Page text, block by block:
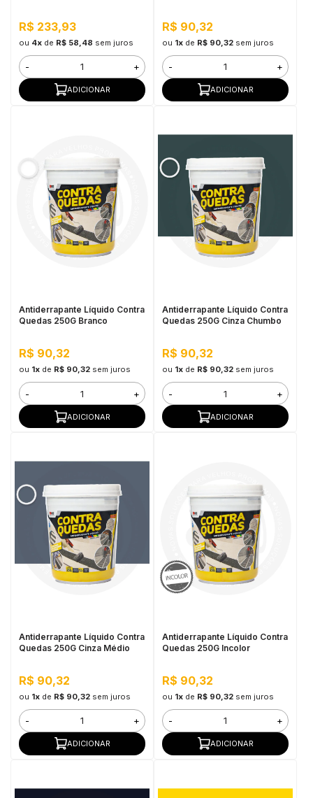
R$ 233,93
ou 4xde R$ 58,48 sem juros
- +
ADICIONAR
R$ 90,32
ou 1xde R$ 90,32 sem juros
- +
ADICIONAR
Antiderrapante Líquido Contra
Quedas 250G Branco
R$ 90,32
ou 1xde R$ 90,32 sem juros
- +
ADICIONAR
Antiderrapante Líquido Contra
Quedas 250G Cinza Chumbo
R$ 90,32
ou 1xde R$ 90,32 sem juros
- +
ADICIONAR
Antiderrapante Líquido Contra
Quedas 250G Cinza Médio
R$ 90,32
ou 1xde R$ 90,32 sem juros
- +
ADICIONAR
Antiderrapante Líquido Contra
Quedas 250G Incolor
R$ 90,32
ou 1xde R$ 90,32 sem juros
- +
ADICIONAR